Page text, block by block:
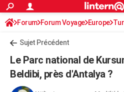
ACTUALITÉS
Politique
Société
Faits Divers
Education
Monde
Villes
+
Programme TV
TNTStreaming
Cinéma
Sorties cinéma
Musique
+FINANCE
Retraite
Impôts
Epargne
Immobilier
Risques naturels par ville
Banque
Assurance
Crédit
Forum Forum Voyage Europe
Sujet Précédent
Le Parc national de
Beldibi, près d'Antalya ?